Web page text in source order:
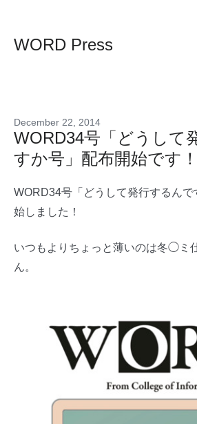
WORD Press
December 22, 2014
WORD34号「どうして
すか号」配布開始です！
WORD34号「どうして発行するんで
始しました！
いつもよりちょっと薄いのは冬◯ミ
ん。